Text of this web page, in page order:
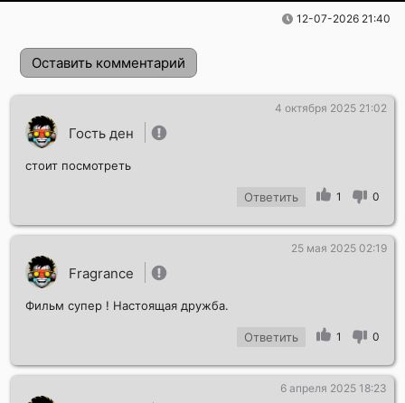
12-07-2026 21:40
Оставить комментарий
Гость ден
4 октября 2025 21:02
стоит посмотреть
Ответить 1 0
Fragrance
25 мая 2025 02:19
Фильм супер ! Настоящая дружба.
Ответить 1 0
6 апреля 2025 18:23